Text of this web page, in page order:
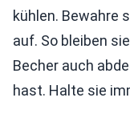
kühlen. Bewahre
auf. So bleiben
Becher auch
hast. Halte sie